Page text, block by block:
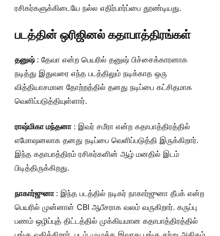
ரசிகர்களுக்கிடையே நல்ல எதிர்பார்ப்பை தூண்டியது.
படத்தின் ஒரிஜினல் கதாபாத்திரங்கள்
தனுஷ் : தேவா என்ற பெயரில் தனுஷ் பிச்சைக்காரனாக
நடித்து இதுவரை எந்த படத்திலும் நடிக்காத ஒரு
வித்தியாசமான தோற்றத்தில் தனது நடிப்பை கட்சிதமாக
வெளிப்படுத்தியுள்ளார்.
ராஷ்மிகா மந்தனா: இவர் சமீரா என்ற கதாபாத்திரத்தில்
எமோஷனலாக தனது நடிப்பை வெளிப்படுத்தி இருக்கிறார்.
இந்த கதாபாத்திரம் ரசிகர்களின் ஆழ் மனதில் இடம்
பிடித்திருக்கிறது.
நாகார்ஜுனா : இந்த படத்தில் நடிகர் நாகார்ஜுனா தீபக் என்ற
பெயரில் முன்னாள் CBI ஆபீசராக வலம் வருகிறார். கருப்பு
பணம் ஒழிப்புத் திட்டத்தில் முக்கியமான கதாபாத்திரத்தில்